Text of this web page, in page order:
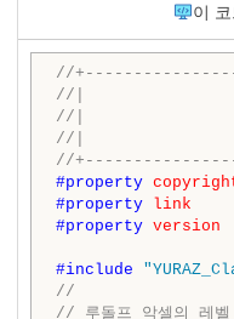
이
//
//|
//|
//|
//
#property
#property link
#property version
#include
//
// 루돌프 악셀의 레벨